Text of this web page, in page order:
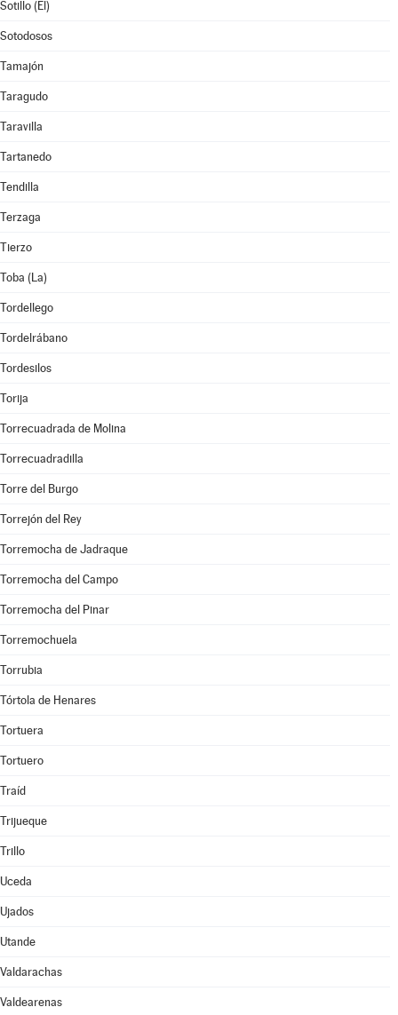
Sotillo (El)
Sotodosos
Tamajón
Taragudo
Taravilla
Tartanedo
Tendilla
Terzaga
Tierzo
Toba (La)
Tordellego
Tordelrábano
Tordesilos
Torija
Torrecuadrada de Molina
Torrecuadradilla
Torre del Burgo
Torrejón del Rey
Torremocha de Jadraque
Torremocha del Campo
Torremocha del Pinar
Torremochuela
Torrubia
Tórtola de Henares
Tortuera
Tortuero
Traíd
Trijueque
Trillo
Uceda
Ujados
Utande
Valdarachas
Valdearenas